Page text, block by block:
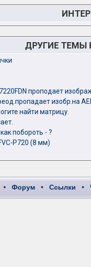
ДРУГИЕ ТЕМЫ
проподает
изобр.на
найти матрицу.
побороть - ?
P720 (8 мм)
• Форум • Ссылки •